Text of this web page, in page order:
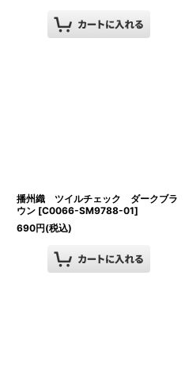
播州織 ツイルチェック ダークブラ
ウン [C0066-SM9788-01]
690円(税込)